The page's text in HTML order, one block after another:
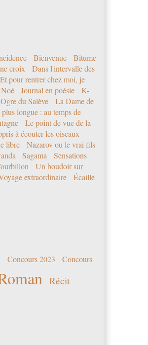
Bienvenue
Bitume
croix
Dans l'intervalle des
Et pour rentrer chez moi, je
Journal en poésie
K-
du Salève
La Dame de
longue : au temps de
Le point de vue de la
à écouter les oiseaux -
libre
Nazarov ou le vrai fils
Sagama
Sensations
Un boudoir sur
extraordinaire
Écaille
Concours 2023 Concours
Récit